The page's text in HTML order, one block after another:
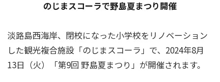
のじまスコーラで野島夏まつり開催
淡路島西海岸、閉校になった小学校をリノベーション
した観光複合施設「のじまスコーラ」で、2024年8月
13日（火）「第9回 野島夏まつり」が開催されます。